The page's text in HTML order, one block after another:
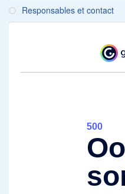
Responsables et contact